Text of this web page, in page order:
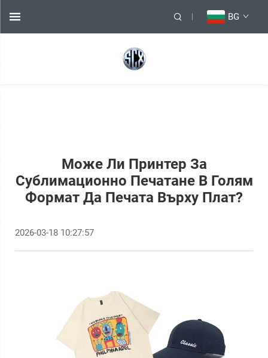
BG
Може Ли Принтер За
Сублимационно Печатане В Голям
Формат Да Печата Върху Плат?
2026-03-18 10:27:57